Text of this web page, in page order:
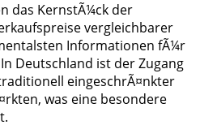
das KernstÃ¼ck der
vergleichbarer
Informationen fÃ¼r
Deutschland ist der Zugang
eingeschrÃ¤nkter
was eine besondere